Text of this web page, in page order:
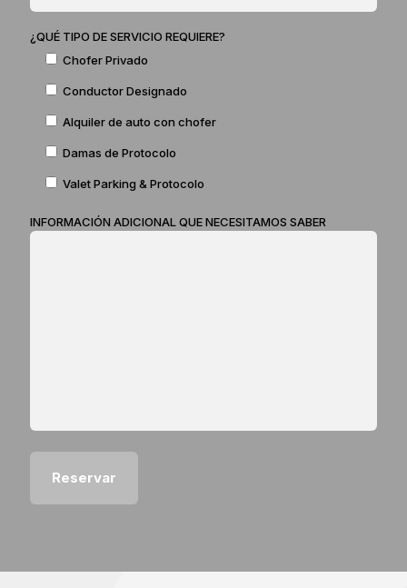
¿QUÉ TIPO DE SERVICIO REQUIERE?
Chofer Privado
Conductor Designado
Alquiler de auto con chofer
Damas de Protocolo
Valet Parking & Protocolo
INFORMACIÓN ADICIONAL QUE NECESITAMOS SABER